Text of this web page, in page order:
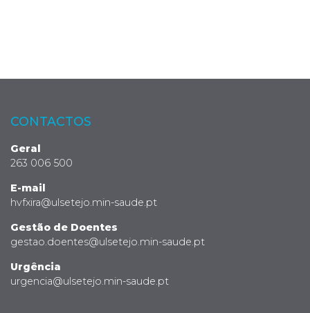
CONTACTOS
Geral
263 006 500
E-mail
hvfxira@ulsetejo.min-saude.pt
Gestão de Doentes
gestao.doentes@ulsetejo.min-saude.pt
Urgência
urgencia@ulsetejo.min-saude.pt